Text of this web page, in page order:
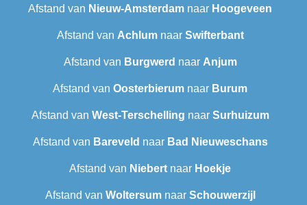
Afstand van Nieuw-Amsterdam naar Hoogeveen
Afstand van Achlumnaar Swifterbant
Afstand van Burgwerd naar Anjum
Afstand van Oosterbierum naar Burum
Afstand van West-Terschelling naar Surhuizum
Afstand van Bareveld naar Bad Nieuweschans
Afstand van Niebert naar Hoekje
Afstand van Woltersumnaar Schouwerzijl